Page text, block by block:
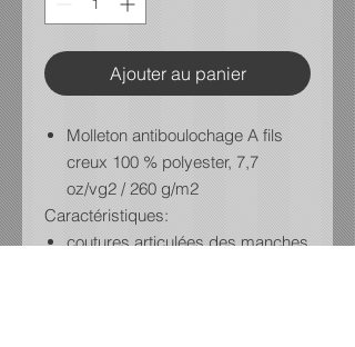
Ajouter au panier
Molleton antiboulochage A fils
creux 100 % polyester, 7,7
oz/vg2 / 260 g/m2
Caractéristiques:
coutures articulées des manches